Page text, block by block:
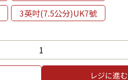
3英吋(7.5公分)UK7號
レジに進む